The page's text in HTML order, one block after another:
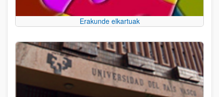
Erakunde elkartuak